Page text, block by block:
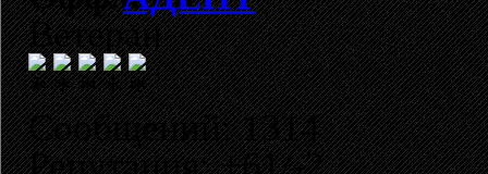
Ветеран
Сообщений: 1314